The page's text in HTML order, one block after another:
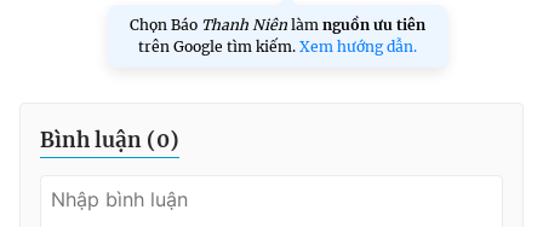
Chọn Báo Thanh Niên làm nguồn ưu tiên
trên Google tìm kiếm. Xem hướng dẫn.
Bình luận (0)